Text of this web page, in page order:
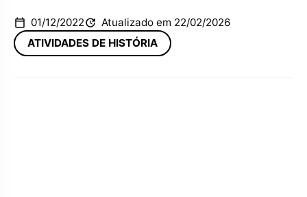
01/12/2022
Atualizado em 22/02/2026
ATIVIDADES DE HISTÓRIA